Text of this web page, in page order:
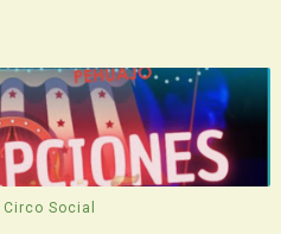
Social